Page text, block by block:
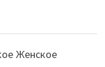
Женское